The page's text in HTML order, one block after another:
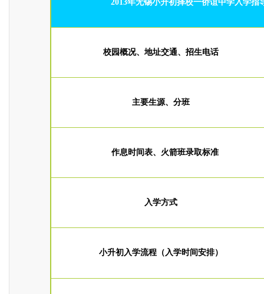
2013年无锡小升初择校一侨谊中学入学指
校园概况、地址交通、招生电话
主要生源、分班
作息时间表、火箭班录取标准
入学方式
小升初入学流程（入学时间安排）